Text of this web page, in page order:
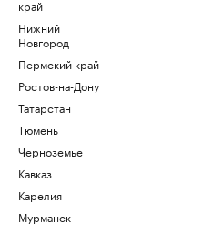
край
Нижний
Новгород
Пермский край
Ростов-на-Дону
Татарстан
Тюмень
Черноземье
Кавказ
Карелия
Мурманск